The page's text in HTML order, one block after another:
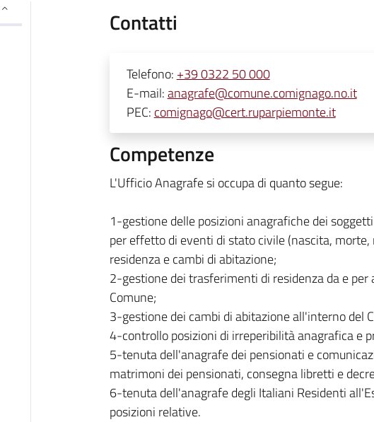
Contatti
Telefono: +39 0322 50 000
E-mail:anagrafe@comune.comignago.no.it
PEC: comignago@cert.ruparpiemonte.it
Competenze
L'Ufficio Anagrafe si occupa di quanto segue:
1-gestione delle posizioni anagrafiche dei
per effetto di eventi di stato civile (nascita,
residenza e cambi di abitazione;
2-gestione dei trasferimenti di residenza da e
Comune;
3-gestione dei cambi di abitazione all'interno del
4-controllo posizioni di irreperibilità anagrafica e
5-tenuta dell'anagrafe dei pensionati e
matrimoni dei pensionati, consegna libretti e
6-tenuta dell'anagrafe degli Italiani Residenti
posizioni relative.